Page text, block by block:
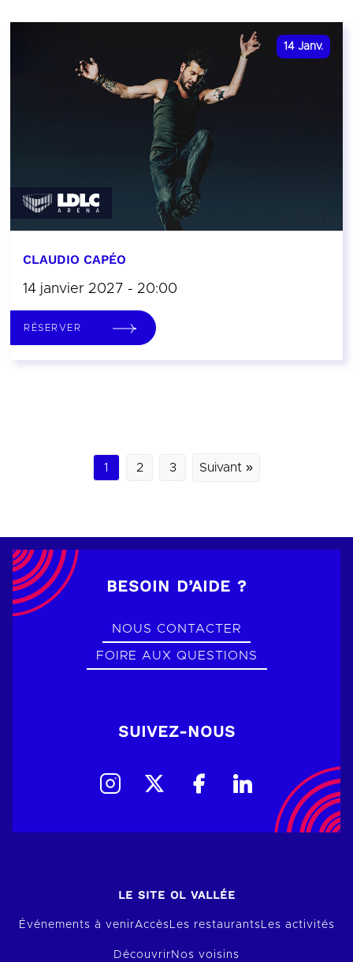
14 Janv.
CLAUDIO CAPÉO
14 janvier 2027 - 20:00
RÉSERVER
1 2 3 Suivant »
BESOIN D’AIDE ?
NOUS CONTACTER
FOIRE AUX QUESTIONS
SUIVEZ-NOUS
LE SITE OL VALLÉE
Événements à venirAccèsLes restaurantsLes activités
Découvrir Nos voisins